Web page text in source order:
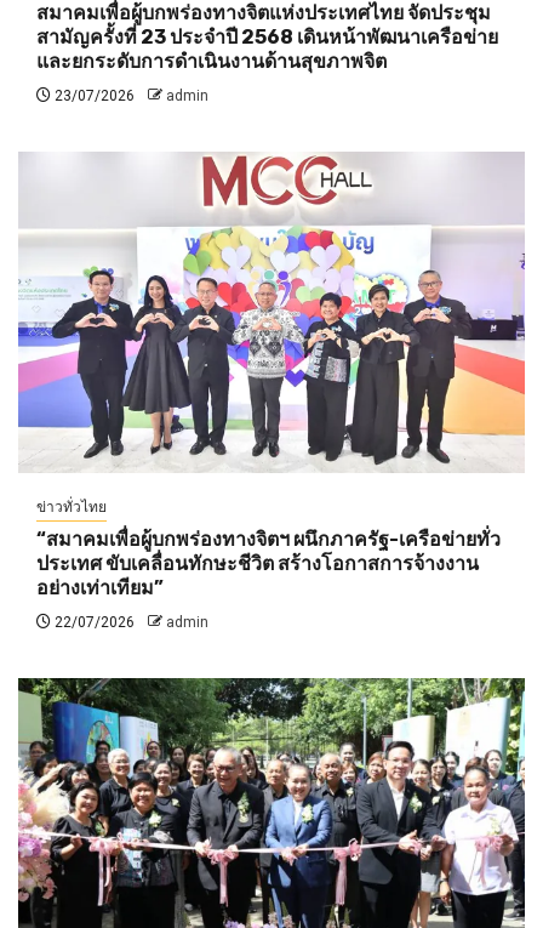
สมาคมเพื่อผู้บกพร่องทางจิตแห่งประเทศไทย จัดประชุม
สามัญครั้งที่ 23 ประจำปี 2568 เดินหน้าพัฒนาเครือข่าย
และยกระดับการดำเนินงานด้านสุขภาพจิต
23/07/2026 admin
ข่าวทั่วไทย
“สมาคมเพื่อผู้บกพร่องทางจิตฯ ผนึกภาครัฐ-เครือข่ายทั่ว
ประเทศ ขับเคลื่อนทักษะชีวิต สร้างโอกาสการจ้างงาน
อย่างเท่าเทียม”
22/07/2026 admin